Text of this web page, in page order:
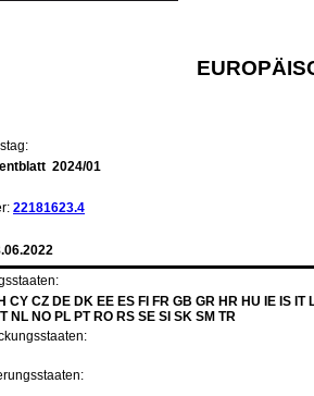
2024/01
22181623.4
CY CZ DE DK EE ES FI FR GB GR HR HU IE IS IT
NL NO PL PT RO RS SE SI SK SM TR